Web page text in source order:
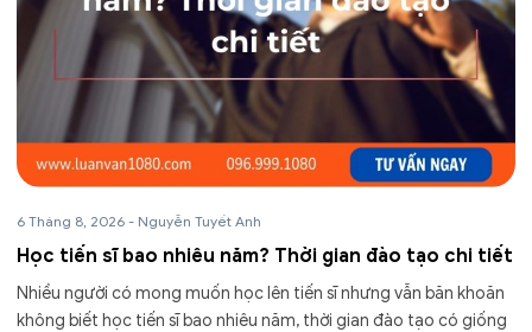
6 Tháng 8, 2026 - Nguyễn Tuyết Anh
Học tiến sĩ bao nhiêu năm? Thời gian đào tạo chi tiết
Nhiều người có mong muốn học lên tiến sĩ nhưng vẫn băn khoăn
không biết học tiến sĩ bao nhiêu năm, thời gian đào tạo có giống